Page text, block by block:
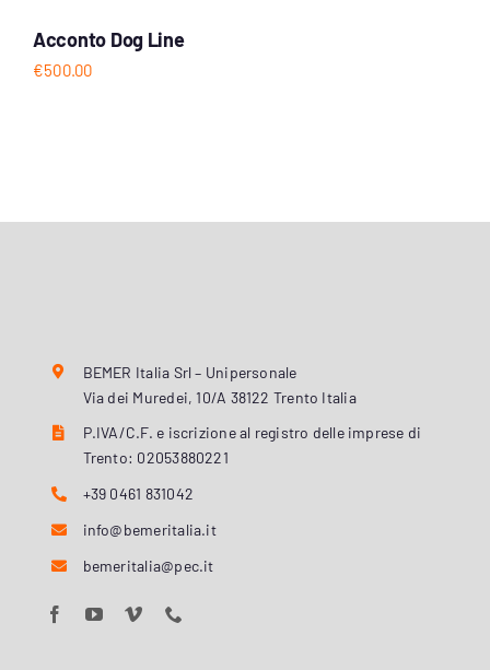
Acconto Dog Line
€500.00
BEMER Italia Srl – Unipersonale
Via dei Muredei, 10/A 38122 Trento Italia
P.IVA/C.F. e iscrizione al registro delle imprese di
Trento: 02053880221
+39 0461 831042
info@bemeritalia.it
bemeritalia@pec.it